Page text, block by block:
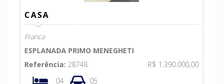
CASA
Franca
ESPLANADA PRIMO MENEGHETI
Referência: 28748
R$ 1.390.000,00
04
05